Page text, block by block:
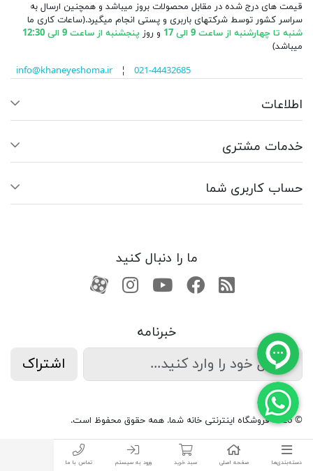
دسته‌بندی‌ها صفحه اصلی سبد خرید ورود به سیستم تماس با ما
قیمت های درج شده در مقابل محصولات بروز میباشد و همچنین ارسال به
سراسر کشور توسط شرکتهای باربری و پستی انجام میگیرد.(ساعات کاری ما
شنبه تا چهارشنبه از ساعت 9 الی 17
و روز پنجشنبه از ساعت 9 الی 12:30
میباشد)
info@khaneyeshoma.ir¦ 021-44432685
اطلاعات
خدمات مشتری
حساب کاربری شما
ما را دنبال کنید
RSSفیسبوکیوتیوبکانال آپارات
کانال آپارات
خبرنامه
اشتراک
© 2026 فروشگاه اینترنتی خانه شما. همه حقوق محفوظ است.